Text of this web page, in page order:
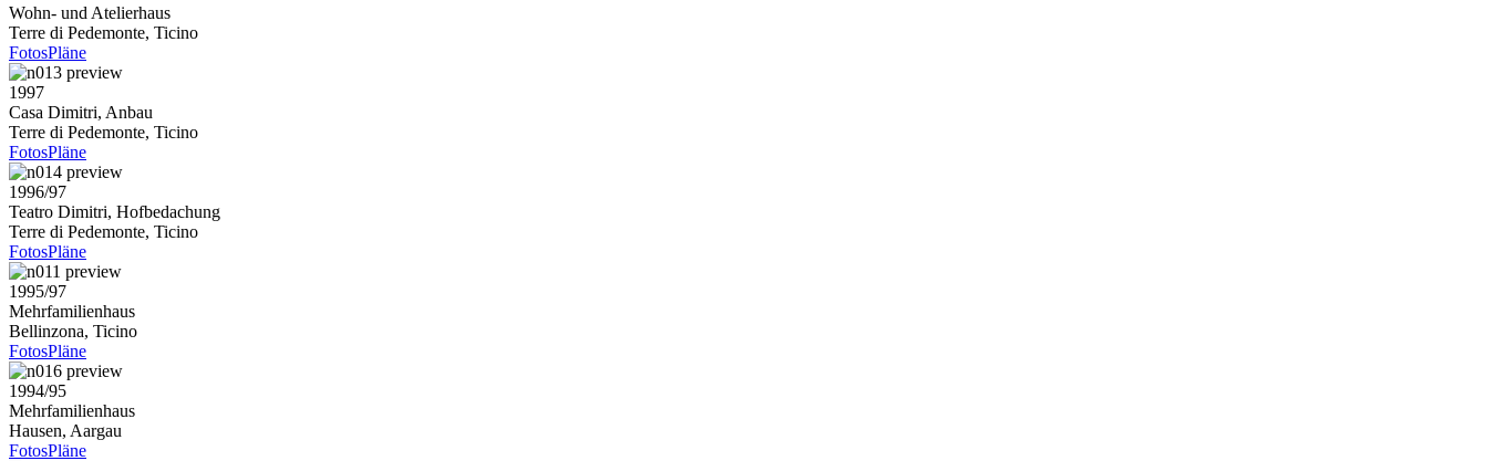
Wohn- und Atelierhaus
Terre di Pedemonte, Ticino
FotosPläne
1997
Casa Dimitri, Anbau
Terre di Pedemonte, Ticino
FotosPläne
1996/97
Teatro Dimitri, Hofbedachung
Terre di Pedemonte, Ticino
FotosPläne
1995/97
Mehrfamilienhaus
Bellinzona, Ticino
FotosPläne
1994/95
Mehrfamilienhaus
Hausen, Aargau
FotosPläne